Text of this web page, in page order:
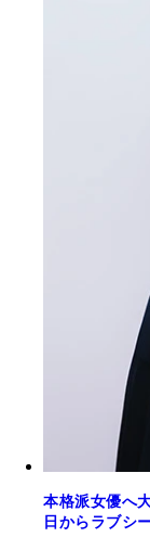
本格派女優へ
日からラブシ